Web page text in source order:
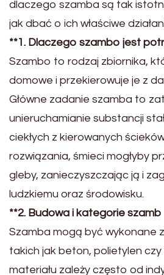
dlaczego szamba są tak
jak dbać o ich właściwe
**1. Dlaczego szambo jest
Szambo to rodzaj zbiornika,
domowe i przekierowuje je z
Główne zadanie szamba to
unieruchamianie substancji
ciekłych z kierowanych
rozwiązania, śmieci mogłyby
gleby, zanieczyszczając ją i
ludzkiemu oraz środowisku.
**2. Budowa i kategorie szamb
Szamba mogą być wykonane
takich jak beton, polietylen czy
materiału zależy często od